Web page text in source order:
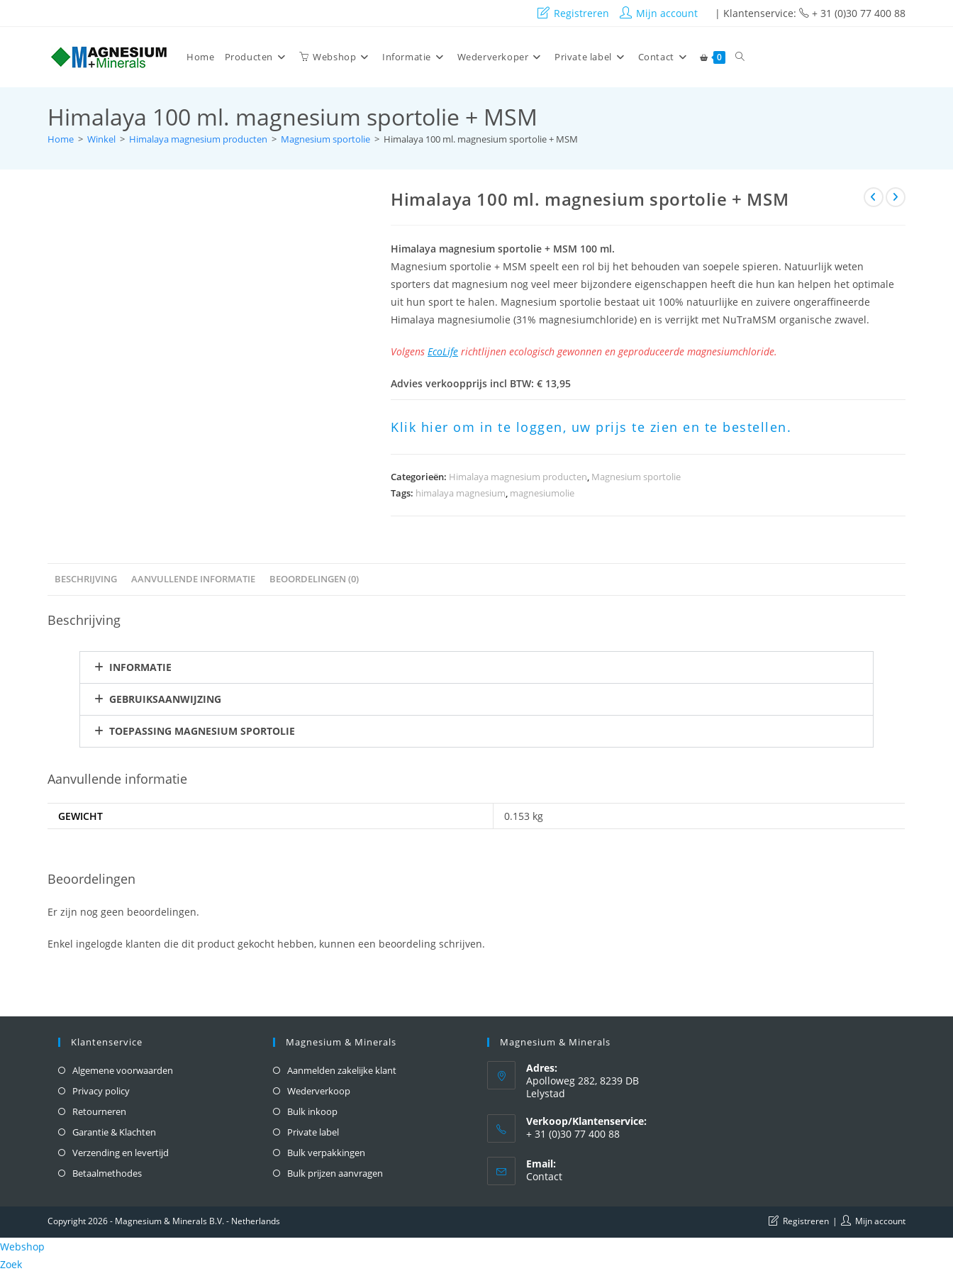
Registreren Mijn account | Klantenservice: + 31 (0)30 77 400 88
Home Producten Webshop Informatie Wederverkoper Private label Contact 0
Himalaya 100 ml. magnesium sportolie + MSM
Home > Winkel > Himalaya magnesium producten > Magnesium sportolie > Himalaya 100 ml. magnesium sportolie + MSM
Himalaya 100 ml. magnesium sportolie + MSM
Himalaya magnesium sportolie + MSM 100 ml.
Magnesium sportolie + MSM speelt een rol bij het behouden van soepele spieren. Natuurlijk weten
sporters dat magnesium nog veel meer bijzondere eigenschappen heeft die hun kan helpen het optimale
uit hun sport te halen. Magnesium sportolie bestaat uit 100% natuurlijke en zuivere ongeraffineerde
Himalaya magnesiumolie (31% magnesiumchloride) en is verrijkt met NuTraMSM organische zwavel.
VolgensEcoLife richtlijnen ecologisch gewonnen en geproduceerde magnesiumchloride.
Advies verkoopprijs incl BTW: € 13,95
Klik hier om in te loggen, uw prijs te zien en te bestellen.
Categorieën: Himalaya magnesium producten, Magnesium sportolie
Tags: himalaya magnesium, magnesiumolie
BESCHRIJVING AANVULLENDE INFORMATIE BEOORDELINGEN (0)
Beschrijving
INFORMATIE
GEBRUIKSAANWIJZING
TOEPASSING MAGNESIUM SPORTOLIE
Aanvullende informatie
GEWICHT 0.153 kg
Beoordelingen
Er zijn nog geen beoordelingen.
Enkel ingelogde klanten die dit product gekocht hebben, kunnen een beoordeling schrijven.
Klantenservice
Algemene voorwaarden
Privacy policy
Retourneren
Garantie & Klachten
Verzending en levertijd
Betaalmethodes
Magnesium & Minerals
Aanmelden zakelijke klant
Wederverkoop
Bulk inkoop
Private label
Bulk verpakkingen
Bulk prijzen aanvragen
Magnesium & Minerals
Adres:
Apolloweg 282, 8239 DB
Lelystad
Verkoop/Klantenservice:
+ 31 (0)30 77 400 88
Email:
Contact
Registreren Mijn account
Copyright 2026 - Magnesium & Minerals B.V. - Netherlands
Webshop
Zoek